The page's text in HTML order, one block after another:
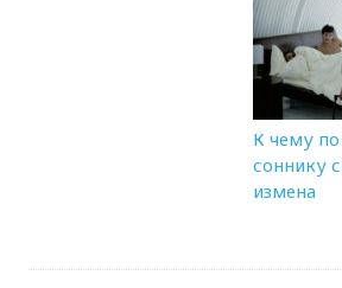
К чему по
соннику
измена